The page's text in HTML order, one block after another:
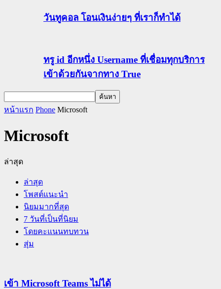
วันทูคอล โอนเงินง่ายๆ ที่เราก็ทำได้
ทรู id อีกหนึ่ง Username ที่เชื่อมทุกบริการ
เข้าด้วยกันจากทาง True
หน้าแรก Phone Microsoft
Microsoft
ล่าสุด
ล่าสุด
โพสต์แนะนำ
นิยมมากที่สุด
7 วันที่เป็นที่นิยม
โดยคะแนนทบทวน
สุ่ม
เข้า Microsoft Teams ไม่ได้